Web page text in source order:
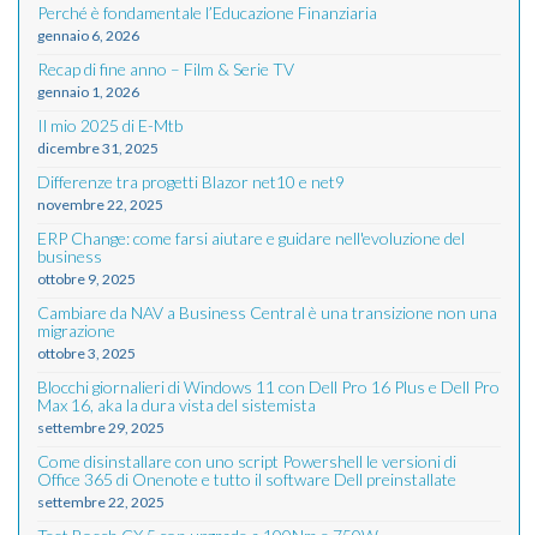
Perché è fondamentale l’Educazione Finanziaria
gennaio 6, 2026
Recap di fine anno – Film & Serie TV
gennaio 1, 2026
Il mio 2025 di E-Mtb
dicembre 31, 2025
Differenze tra progetti Blazor net10 e net9
novembre 22, 2025
ERP Change: come farsi aiutare e guidare nell'evoluzione del
business
ottobre 9, 2025
Cambiare da NAV a Business Central è una transizione non una
migrazione
ottobre 3, 2025
Blocchi giornalieri di Windows 11 con Dell Pro 16 Plus e Dell Pro
Max 16, aka la dura vista del sistemista
settembre 29, 2025
Come disinstallare con uno script Powershell le versioni di
Office 365 di Onenote e tutto il software Dell preinstallate
settembre 22, 2025